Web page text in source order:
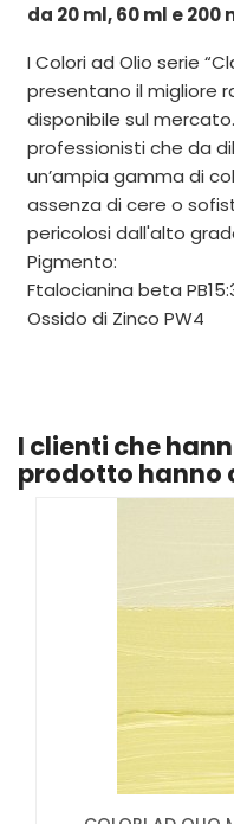
da 20 ml, 60 ml e 200
I Colori ad Olio serie
presentano il migliore
disponibile sul
professionisti che da
un’ampia gamma di
assenza di cere o
pericolosi dall'alto
Pigmento:
Ftalocianina beta
Ossido di Zinco PW4
I clienti che
prodotto hanno